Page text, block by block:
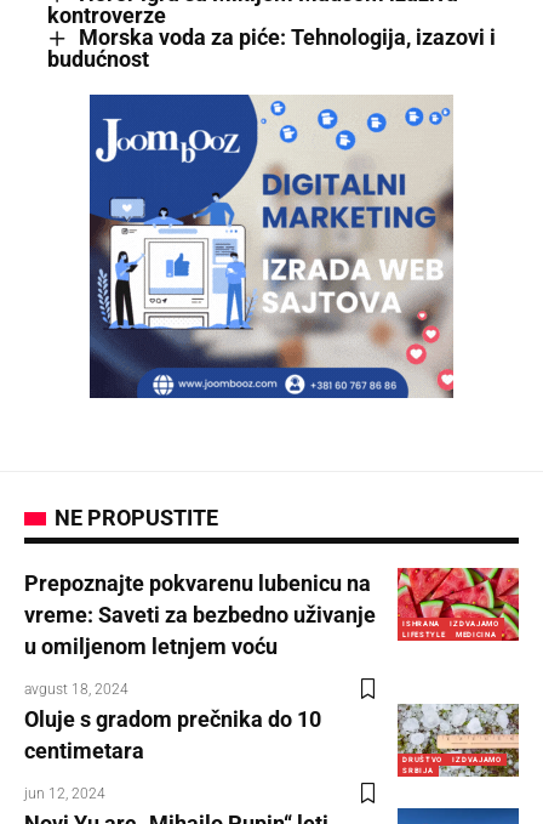
kontroverze
Morska voda za piće: Tehnologija, izazovi i
budućnost
NE PROPUSTITE
ISHRANA
IZDVAJAMO
LIFESTYLE
MEDICINA
Prepoznajte pokvarenu lubenicu na
vreme: Saveti za bezbedno uživanje
u omiljenom letnjem voću
avgust 18, 2024
DRUŠTVO
IZDVAJAMO
SRBIJA
Oluje s gradom prečnika do 10
centimetara
jun 12, 2024